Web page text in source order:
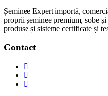
Șeminee Expert importă,
proprii șeminee premium, sobe
produse și sisteme certificate și
Contact